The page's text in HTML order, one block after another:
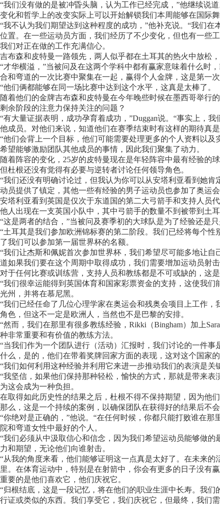
“我们没有做的是被冲昏头脑，认为工作已经完成，”他继续说
变化和哲学上的改变实际上可以开始解锁我们本周能够在国际
“我不认为我们期望达到这种程度的成功，”他补充说。“我们
位置。在一些运动员方面，我们经历了不少变化，但也有一些
我们对正在做的工作充满信心。
吉布森和皮特曼一路领先，两人似乎都在土耳其的热火中放松
“才华横溢，”当被问及在这两个学科中都有赢家意味着什么时
合和弯道的一次比赛中聚集在一起，赢得个人金牌，这是第一
“他们俩都能够在同一场比赛中达到这个水平，这真是太棒了。
随着他们的金牌吉布森和皮特曼在今年晚些时候在墨西哥举行
剩余阶段的注意力保持关注的问题？
“有大量证据表明，成功孕育着成功，”Duggan说。“事实上，
他成员。对他们来说，知道他们在赛季结束时有这样的期待真
“他们会背上一个目标，他们可能需要处理更多的个人资料以
希望能够激励团队其他成员的事情，因此我们聚集了动力。
随着阵容的变化，25岁的皮特曼现在是年轻阵容中最有经验的
但杜根还没有觉得有必要与逆转者讨论任何领导角色。
“我们还没有明确讨论过，但我认为你可以从安塔利亚看到她
动员提供了镇定，其他一些有经验的男子运动员也参加了奥运
安塔利亚看到英国是仅次于东道国的第二大弓箭手和支持人员
他人出现在一支英国小队中，其中弓箭手的数量不到被带到土
“这是两者的结合，”当被问及赛季初的大球队是为了经验还是
“土耳其是我们参加欧洲锦标赛的第二阶段。我们已经将每个
了我们可以参加第一届世界杯的名额。
“我们让杰斯和佩妮首次参加世界杯，我们希望尽可能多地让
道如果我们要在这个周期中取得成功，我们需要增加运动员射
对于任何比赛或训练营，支持人员和教练都是不可或缺的，这
“我们很幸运能得到英国体育和国家彩票资金的支持，这使我
光州，并将在慕尼黑。
“我们已经任命了几位心理学家在奥运会和残奥会项目上工作
角色，但这不一定是欧洲人，当然也不是巴黎的安排。
“然而，我们在那里有很多教练经验，Rikki（Bingham）加上
种非常重要和有价值的教练方法。
“当我们作为一个团队进行（活动）汇报时，我们讨论的一件
什么，是的，他们在带着奖牌回家方面的表现，这对这个国家
“我们如何利用这种经验并利用它来进一步推动我们的表演是
“我坚信，如果他们保持那种轻松，愉快的方式，那就是带来
为这会成为一种负担。
在取得如此历史性的结果之后，杜根不得不保持期望，因为他
那么，这是一个持续的案例，以确保团队在获得好的结果后不
“你绝对是正确的，”他说。“在任何时候，你都只能打败谁在
院和弯道女性中最好的个人。
“我们必须从中汲取信心和信念，因为我们希望运动员能够做
力和期望，无论他们向谁射击。
“从我的角度来看，他们能够证明这一点真是太好了。在未来
里。在体育运动中，特别是在射箭中，你会有更多的日子没有
重要的是他们喜欢它，他们庆祝它。
“归根结底，这是一段记忆，将在他们的职业生涯中长寿。我
行证或类似的东西。我们享受它，我们庆祝它，但最终，我们